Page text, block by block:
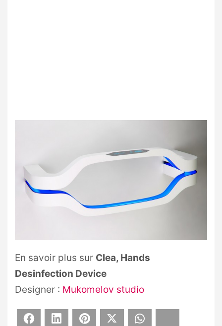
En savoir plus sur Clea, Hands
Desinfection Device
Designer : Mukomelov studio
Facebook LinkedIn Pinterest